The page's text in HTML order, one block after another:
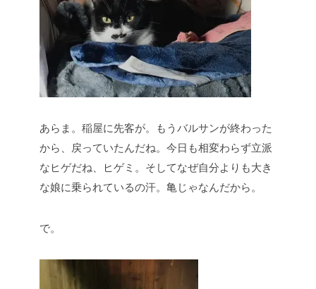
あらま。稲屋に先客が。もうバルサンが終わった
から、戻っていたんだね。今日も相変わらず立派
なヒゲだね、ヒゲミ。そしてなぜ自分よりも大き
な娘に乗られているの汗。亀じゃなんだから。
で。